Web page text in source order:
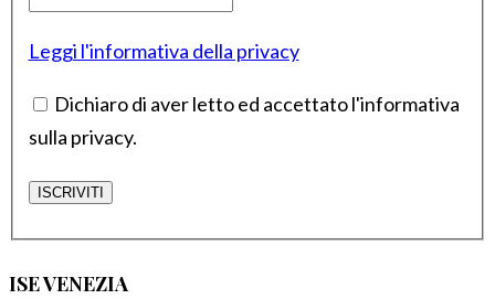
Leggi l'informativa della privacy
Dichiaro di aver letto ed accettato l'informativa
sulla privacy.
ISE VENEZIA